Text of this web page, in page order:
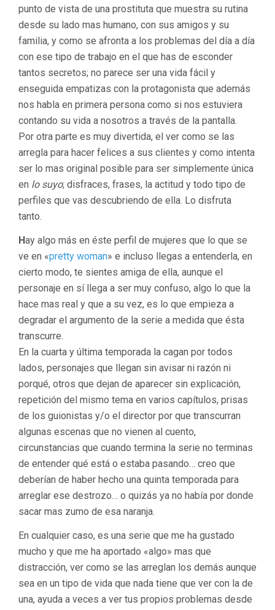
punto de vista de una prostituta que muestra su rutina
desde su lado mas humano, con sus amigos y su
familia, y como se afronta a los problemas del día a día
con ese tipo de trabajo en el que has de esconder
tantos secretos; no parece ser una vida fácil y
enseguida empatizas con la protagonista que además
nos habla en primera persona como si nos estuviera
contando su vida a nosotros a través de la pantalla.
Por otra parte es muy divertida, el ver como se las
arregla para hacer felices a sus clientes y como intenta
ser lo mas original posible para ser simplemente única
en lo suyo; disfraces, frases, la actitud y todo tipo de
perfiles que vas descubriendo de ella. Lo disfruta
tanto.
Hay algo más en éste perfil de mujeres que lo que se
ve en «pretty woman» e incluso llegas a entenderla, en
cierto modo, te sientes amiga de ella, aunque el
personaje en sí llega a ser muy confuso, algo lo que la
hace mas real y que a su vez, es lo que empieza a
degradar el argumento de la serie a medida que ésta
transcurre.
En la cuarta y última temporada la cagan por todos
lados, personajes que llegan sin avisar ni razón ni
porqué, otros que dejan de aparecer sin explicación,
repetición del mismo tema en varios capítulos, prisas
de los guionistas y/o el director por que transcurran
algunas escenas que no vienen al cuento,
circunstancias que cuando termina la serie no terminas
de entender qué está o estaba pasando… creo que
deberían de haber hecho una quinta temporada para
arreglar ese destrozo… o quizás ya no había por donde
sacar mas zumo de esa naranja.
En cualquier caso, es una serie que me ha gustado
mucho y que me ha aportado «algo» mas que
distracción, ver como se las arreglan los demás aunque
sea en un tipo de vida que nada tiene que ver con la de
una, ayuda a veces a ver tus propios problemas desde